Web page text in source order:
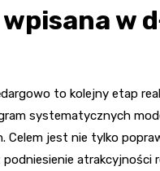
w
to kolejny etap
systematycznych
Celem jest nie tylko
atrakcyjności